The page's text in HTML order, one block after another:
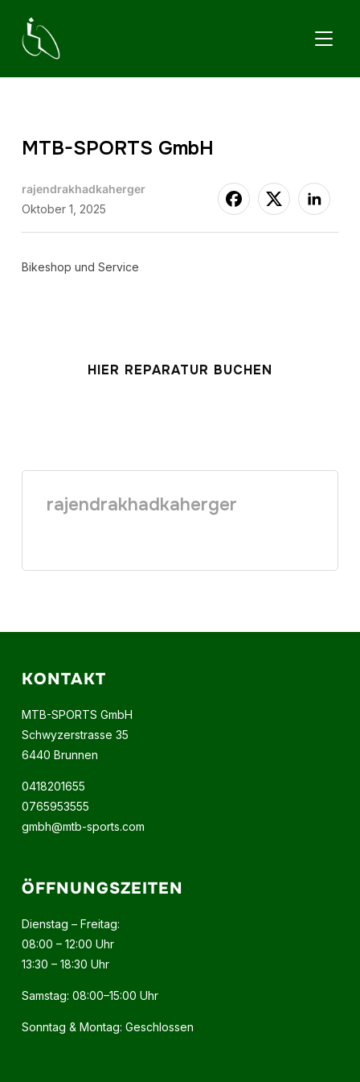
MTB-SPORTS GmbH
rajendrakhadkaherger
Oktober 1, 2025
Bikeshop und Service
HIER REPARATUR BUCHEN
rajendrakhadkaherger
KONTAKT
MTB-SPORTS GmbH
Schwyzerstrasse 35
6440 Brunnen
0418201655
0765953555
gmbh@mtb-sports.com
ÖFFNUNGSZEITEN
Dienstag – Freitag:
08:00 – 12:00 Uhr
13:30 – 18:30 Uhr
Samstag: 08:00–15:00 Uhr
Sonntag & Montag: Geschlossen